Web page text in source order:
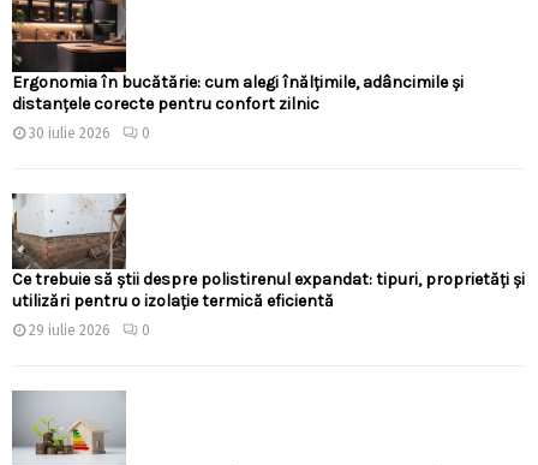
Ergonomia în bucătărie: cum alegi înălțimile, adâncimile și
distanțele corecte pentru confort zilnic
30 iulie 2026 0
Ce trebuie să știi despre polistirenul expandat: tipuri, proprietăți și
utilizări pentru o izolație termică eficientă
29 iulie 2026 0